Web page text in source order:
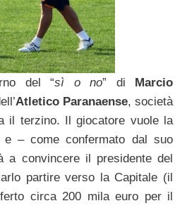
del “sì o no” di
Marcio
Atletico Paranaense, società
il terzino. Il giocatore vuole la
– come confermato dal suo
a convincere il presidente del
partire verso la Capitale (il
circa 200 mila euro per il